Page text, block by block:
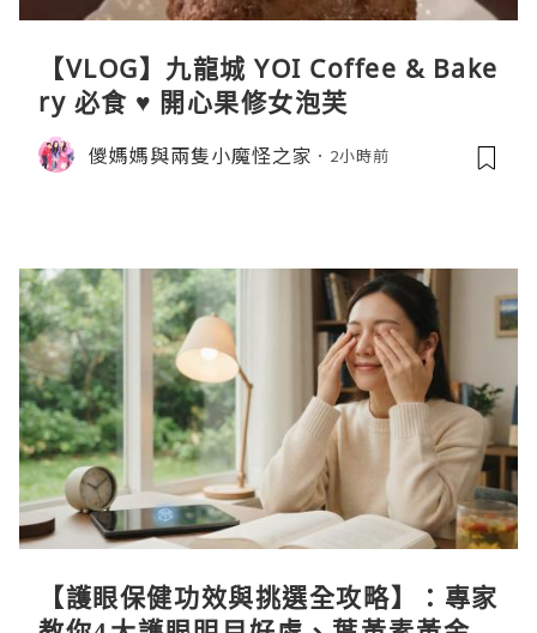
【VLOG】九龍城 YOI Coffee & Bake
ry 必食 ♥ 開心果修女泡芙
儍媽媽與兩隻小魔怪之家 2小時前
【護眼保健功效與挑選全攻略】：專家